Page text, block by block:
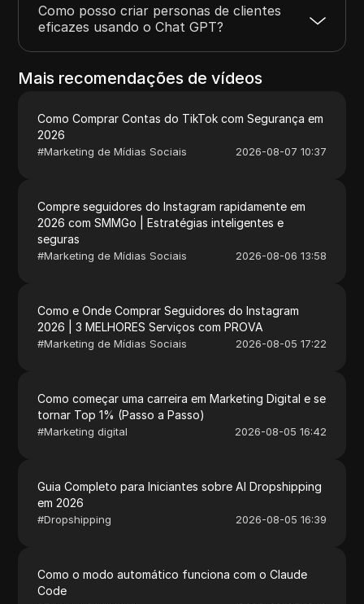
Como posso criar personas de clientes
eficazes usando o Chat GPT?
Mais recomendações de vídeos
Como Comprar Contas do TikTok com Segurança em
2026
#Marketing de Mídias Sociais 2026-08-07 10:37
Compre seguidores do Instagram rapidamente em
2026 com SMMGo | Estratégias inteligentes e
seguras
#Marketing de Mídias Sociais 2026-08-06 13:58
Como e Onde Comprar Seguidores do Instagram
2026 | 3 MELHORES Serviços com PROVA
#Marketing de Mídias Sociais 2026-08-05 17:22
Como começar uma carreira em Marketing Digital e se
tornar Top 1% (Passo a Passo)
#Marketing digital 2026-08-05 16:42
Guia Completo para Iniciantes sobre AI Dropshipping
em 2026
#Dropshipping 2026-08-05 16:39
Como o modo automático funciona com o Claude
Code